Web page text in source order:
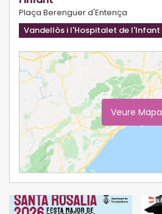
Plaça Berenguer d'Entença
Vandellòs i l'Hospitalet de l'Infant
Veure Mapa